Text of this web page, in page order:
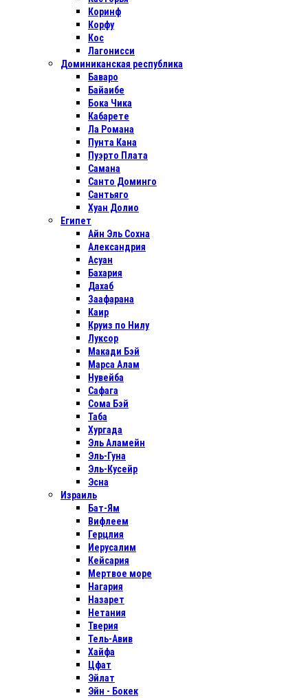
Коринф
Корфу
Кос
Лагонисси
Доминиканская республика
Баваро
Байаибе
Бока Чика
Кабарете
Ла Романа
Пунта Кана
Пуэрто Плата
Самана
Санто Доминго
Сантьяго
Хуан Долио
Египет
Айн Эль Сохна
Александрия
Асуан
Бахария
Дахаб
Заафарана
Каир
Круиз по Нилу
Луксор
Макади Бэй
Марса Алам
Нувейба
Сафага
Сома Бэй
Таба
Хургада
Эль Аламейн
Эль-Гуна
Эль-Кусейр
Эсна
Израиль
Бат-Ям
Вифлеем
Герцлия
Иерусалим
Кейсария
Мертвое море
Нагария
Назарет
Нетания
Тверия
Тель-Авив
Хайфа
Цфат
Эйлат
Эйн - Бокек